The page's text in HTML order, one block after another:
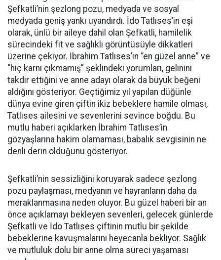
Şefkatli’nin şezlong pozu, medyada ve sosyal
medyada geniş yankı uyandırdı. İdo Tatlıses’in eşi
olarak, ünlü bir aileye dahil olan Şefkatli, hamilelik
sürecindeki fit ve sağlıklı görüntüsüyle dikkatleri
üzerine çekiyor. İbrahim Tatlıses’in “en güzel anne” ve
“hiç karnı çıkmamış” şeklindeki yorumları, gelinini
takdir ettiğini ve anne adayı olarak da büyük beğeni
aldığını gösteriyor. Geçtiğimiz yıl yapılan düğünle
dünya evine giren çiftin ikiz bebeklere hamile olması,
Tatlıses ailesini ve sevenlerini sevince boğdu. Bu
mutlu haberi açıklarken İbrahim Tatlıses’in
gözyaşlarına hakim olamaması, babalık sevgisinin ne
denli derin olduğunu gösteriyor.
Şefkatli’nin sessizliğini koruyarak sadece şezlong
pozu paylaşması, medyanın ve hayranların daha da
meraklanmasına neden oluyor. Bu güzel haberi bir an
önce açıklamayı bekleyen sevenleri, gelecek günlerde
Şefkatli ve İdo Tatlıses çiftinin mutlu bir şekilde
bebeklerine kavuşmalarını heyecanla bekliyor. Sağlık
ve mutluluk dolu bir anne olma süreci yaşaması